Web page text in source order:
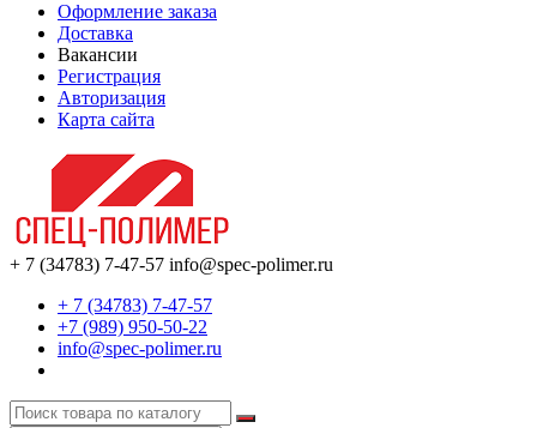
Оформление заказа
Доставка
Вакансии
Регистрация
Авторизация
Карта сайта
+ 7 (34783) 7-47-57 info@spec-polimer.ru
+ 7 (34783) 7-47-57
+7 (989) 950-50-22
info@spec-polimer.ru